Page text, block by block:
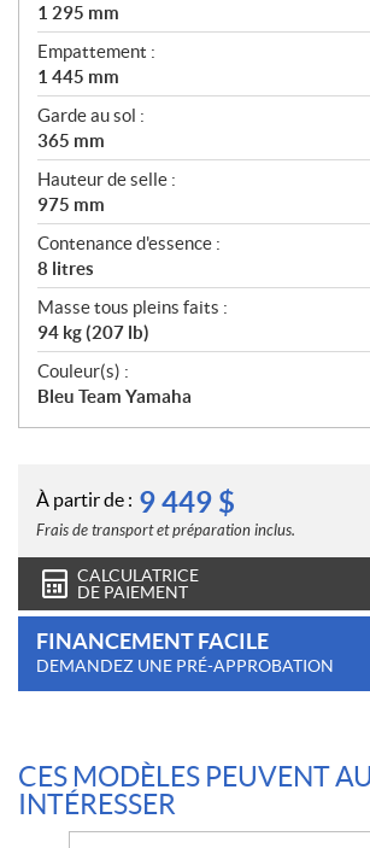
1 295 mm
Empattement :
1 445 mm
Garde au sol :
365 mm
Hauteur de selle :
975 mm
Contenance d'essence :
8 litres
Masse tous pleins faits :
94 kg (207 lb)
Couleur(s) :
Bleu Team Yamaha
À partir de : 9 449 $
Frais de transport et préparation inclus.
CALCULATRICE
DE PAIEMENT
FINANCEMENT FACILE
DEMANDEZ UNE PRÉ-APPROBATION
CES MODÈLES PEUVENT
INTÉRESSER